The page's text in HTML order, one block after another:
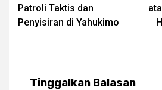
Patroli Taktis dan
Penyisiran di Yahukimo
Tinggalkan Balasan